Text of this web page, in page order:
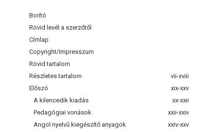
Borító
Rövid levél a szerzőtől
Címlap
Copyright/Impresszum
Rövid tartalom
Részletes tartalom
vii-xviii
Előszó
xix-xxv
A kilencedik kiadás
xx-xxii
Pedagógiai vonások
xxii-xxiv
Angol nyelvű kiegészítő anyagok
xxiv-xxv